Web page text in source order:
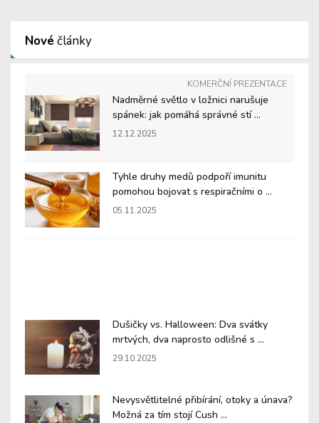
Nové články
KOMERČNÍ PREZENTACE
Nadměrné světlo v ložnici narušuje
spánek: jak pomáhá správné stí ...
12.12.2025
Tyhle druhy medů podpoří imunitu
pomohou bojovat s respiračními o ...
05.11.2025
Dušičky vs. Halloween: Dva svátky
mrtvých, dva naprosto odlišné s ...
29.10.2025
Nevysvětlitelné přibírání, otoky a únava?
Možná za tím stojí Cush ...